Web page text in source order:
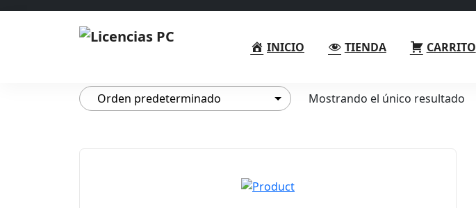
INICIO TIENDA CARRITO
Mostrando el único resultado